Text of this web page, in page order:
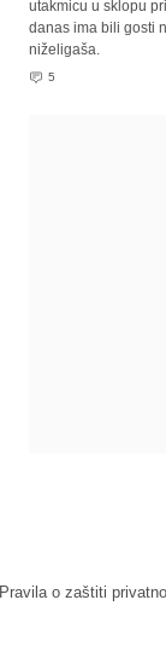
utakmicu u sklopu
danas ima bili gosti
niželigaša.
5
Pravila o zaštiti